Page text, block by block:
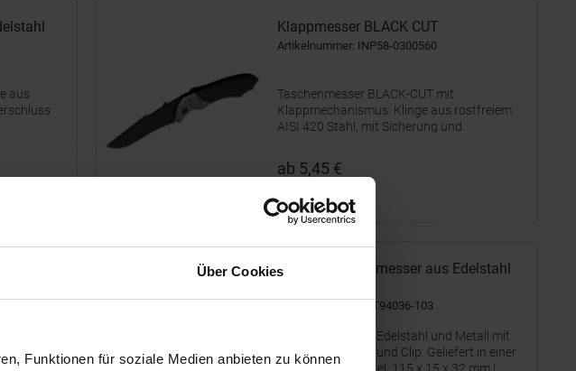
Über Cookies
Funktionen für soziale Medien anbieten zu können
aus
Klappmesser BLACK CUT
Artikelnummer: INP58-0300560
Taschenmesser BLACK-CUT mit
Klappmechanismus: Klinge aus rostfreiem
AISI 420 Stahl, mit Sicherung und
Gesamtgewicht: ca. 129 g, in Box
ab 5,45 €
aus
NINJA Taschenmesser aus Edelstahl
Artikelnummer: PST94036-103
Klappmesser aus Edelstahl und Metall mit
Klingensicherung und Clip. Geliefert in einer